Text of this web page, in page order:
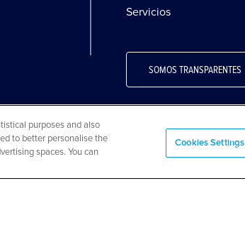
Servicios
SOMOS TRANSPARENTES
Mapa web
purposes and also
to better personalise the
spaces. You can
Cookies Settings